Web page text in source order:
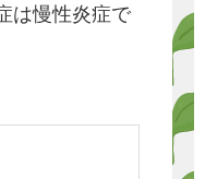
は慢性炎症で